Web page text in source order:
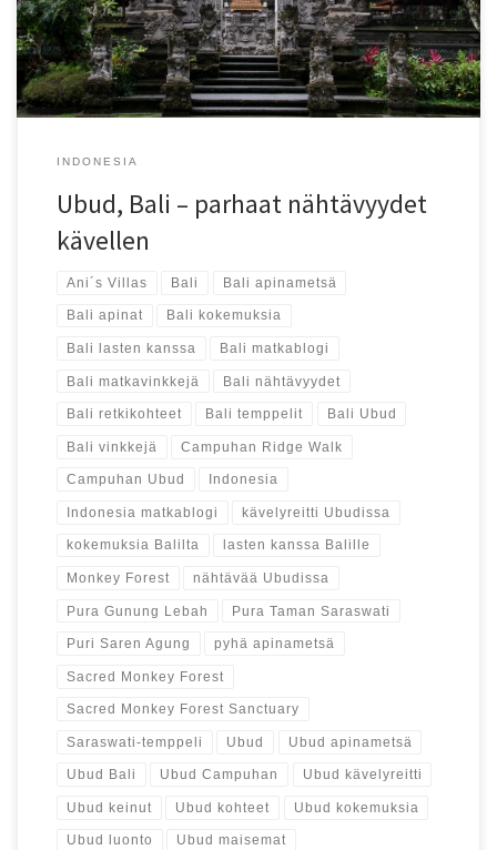
INDONESIA
Ubud, Bali – parhaat nähtävyydet
kävellen
Ani´s Villas Bali Bali apinametsä
Bali apinat Bali kokemuksia
Bali lasten kanssa Bali matkablogi
Bali matkavinkkejä Bali nähtävyydet
Bali retkikohteet Bali temppelit Bali Ubud
Bali vinkkejä Campuhan Ridge Walk
Campuhan Ubud Indonesia
Indonesia matkablogi kävelyreitti Ubudissa
kokemuksia Balilta lasten kanssa Balille
Monkey Forest nähtävää Ubudissa
Pura Gunung Lebah Pura Taman Saraswati
Puri Saren Agung pyhä apinametsä
Sacred Monkey Forest
Sacred Monkey Forest Sanctuary
Saraswati-temppeli Ubud Ubud apinametsä
Ubud Bali Ubud Campuhan Ubud kävelyreitti
Ubud keinut Ubud kohteet Ubud kokemuksia
Ubud luonto Ubud maisemat